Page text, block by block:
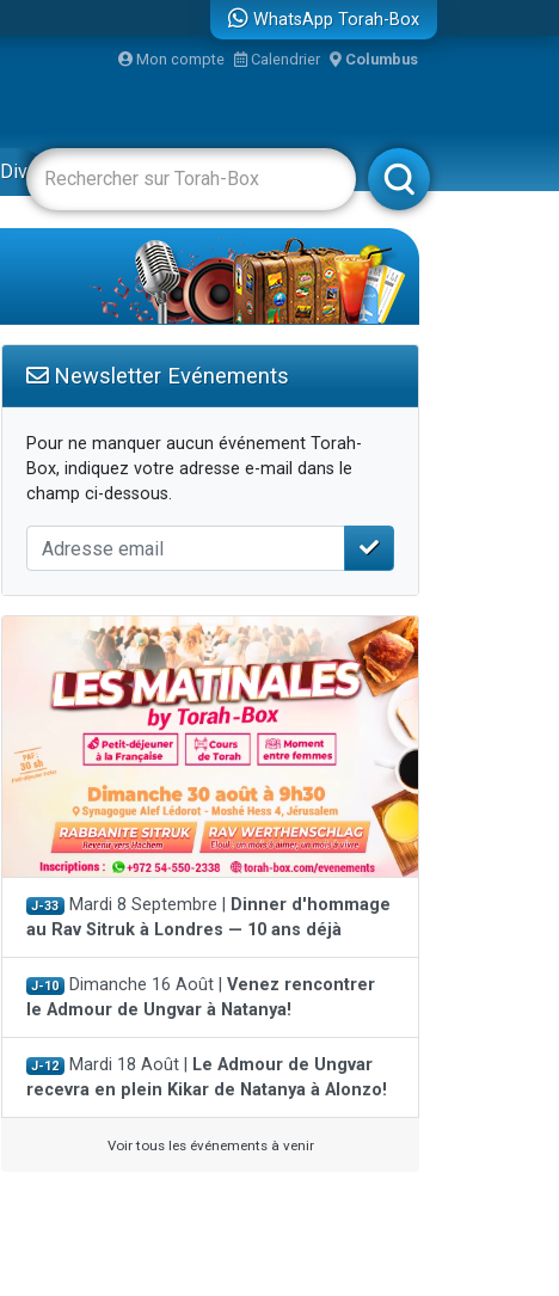
WhatsApp Torah-Box
Mon compte Calendrier Columbus
Divertissements Livres Rabbanim
Newsletter Evénements
Pour ne manquer aucun événement Torah-
Box, indiquez votre adresse e-mail dans le
champ ci-dessous.
J-33 Mardi 8 Septembre |
Dinner d'hommage
au Rav Sitruk à Londres — 10 ans déjà
J-10 Dimanche 16 Août | Venez rencontrer
le Admour de Ungvar à Natanya!
J-12 Mardi 18 Août |
Le Admour de Ungvar
recevra en plein Kikar de Natanya à Alonzo!
Voir tous les événements à venir